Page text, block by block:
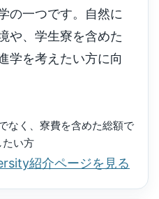
の一つです。自然に
や、学生寮を含めた
学を考えたい方に向
なく、寮費を含めた総額で
たい方
紹介ページを見る